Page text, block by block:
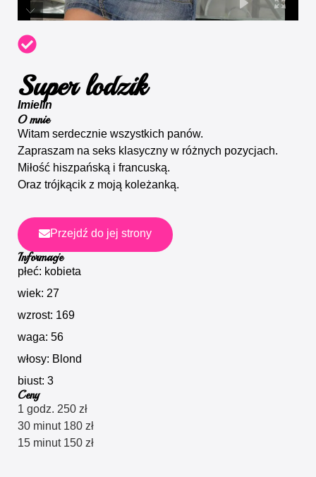
Super lodzik
Imielin
O mnie
Witam serdecznie wszystkich panów.
Zapraszam na seks klasyczny w różnych pozycjach.
Miłość hiszpańską i francuską.
Oraz trójkącik z moją koleżanką.
Przejdź do jej strony
Informacje
płeć: kobieta
wiek: 27
wzrost: 169
waga: 56
włosy: Blond
biust: 3
Ceny
1 godz. 250 zł
30 minut 180 zł
15 minut 150 zł